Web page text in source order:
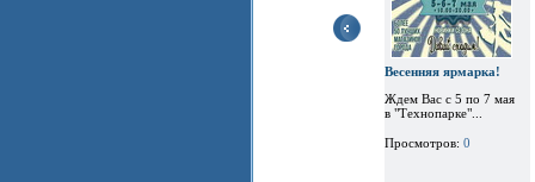
Весенняя ярмарка!
Ждем Вас с 5 по 7 мая
в "Технопарке"...
Просмотров: 0